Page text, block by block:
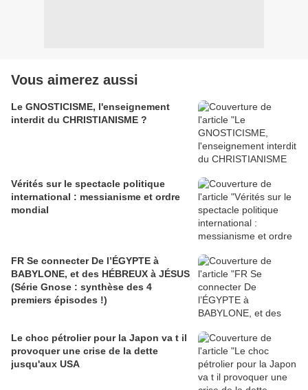
Vous aimerez aussi
Le GNOSTICISME, l'enseignement
interdit du CHRISTIANISME ?
Vérités sur le spectacle politique
international : messianisme et ordre
mondial
FR Se connecter De l’ÉGYPTE à
BABYLONE, et des HÉBREUX à JÉSUS
(Série Gnose : synthèse des 4
premiers épisodes !)
Le choc pétrolier pour la Japon va t il
provoquer une crise de la dette
jusqu'aux USA